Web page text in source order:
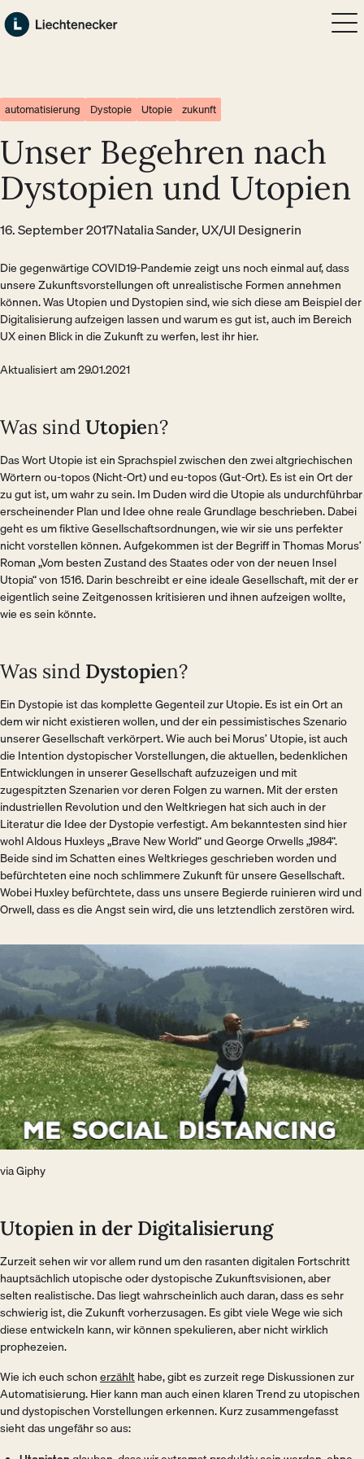
Zum Hauptinhalt springen
Zum Footer springen
automatisierung Dystopie Utopie zukunft
Unser Begehren nach
Dystopien und Utopien
16. September 2017Natalia Sander, UX/UI Designerin
Die gegenwärtige COVID19-Pandemie zeigt uns noch einmal auf, dass
unsere Zukunftsvorstellungen oft unrealistische Formen annehmen
können. Was Utopien und Dystopien sind, wie sich diese am Beispiel der
Digitalisierung aufzeigen lassen und warum es gut ist, auch im Bereich
UX einen Blick in die Zukunft zu werfen, lest ihr hier.
Aktualisiert am 29.01.2021
Was sindUtopien?
Das Wort Utopie ist ein Sprachspiel zwischen den zwei altgriechischen
Wörtern ou-topos (Nicht-Ort) und eu-topos (Gut-Ort). Es ist ein Ort der
zu gut ist, um wahr zu sein. Im Duden wird die Utopie als undurchführbar
erscheinender Plan und Idee ohne reale Grundlage beschrieben. Dabei
geht es um fiktive Gesellschaftsordnungen, wie wir sie uns perfekter
nicht vorstellen können. Aufgekommen ist der Begriff in Thomas Morus’
Roman „Vom besten Zustand des Staates oder von der neuen Insel
Utopia“ von 1516. Darin beschreibt er eine ideale Gesellschaft, mit der er
eigentlich seine Zeitgenossen kritisieren und ihnen aufzeigen wollte,
wie es sein könnte.
Was sind Dystopien?
Ein Dystopie ist das komplette Gegenteil zur Utopie. Es ist ein Ort an
dem wir nicht existieren wollen, und der ein pessimistisches Szenario
unserer Gesellschaft verkörpert. Wie auch bei Morus’ Utopie, ist auch
die Intention dystopischer Vorstellungen, die aktuellen, bedenklichen
Entwicklungen in unserer Gesellschaft aufzuzeigen und mit
zugespitzten Szenarien vor deren Folgen zu warnen. Mit der ersten
industriellen Revolution und den Weltkriegen hat sich auch in der
Literatur die Idee der Dystopie verfestigt. Am bekanntesten sind hier
wohl Aldous Huxleys „Brave New World“ und George Orwells „1984“.
Beide sind im Schatten eines Weltkrieges geschrieben worden und
befürchteten eine noch schlimmere Zukunft für unsere Gesellschaft.
Wobei Huxley befürchtete, dass uns unsere Begierde ruinieren wird und
Orwell, dass es die Angst sein wird, die uns letztendlich zerstören wird.
via Giphy
Utopien in der Digitalisierung
Zurzeit sehen wir vor allem rund um den rasanten digitalen Fortschritt
hauptsächlich utopische oder dystopische Zukunftsvisionen, aber
selten realistische. Das liegt wahrscheinlich auch daran, dass es sehr
schwierig ist, die Zukunft vorherzusagen. Es gibt viele Wege wie sich
diese entwickeln kann, wir können spekulieren, aber nicht wirklich
prophezeien.
Wie ich euch schonerzählthabe, gibt es zurzeit rege Diskussionen zur
Automatisierung. Hier kann man auch einen klaren Trend zu utopischen
und dystopischen Vorstellungen erkennen. Kurz zusammengefasst
sieht das ungefähr so aus: